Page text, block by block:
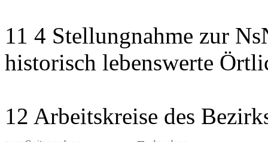
11 4 Stellungnahme zur
historisch lebenswerte
12 Arbeitskreise des